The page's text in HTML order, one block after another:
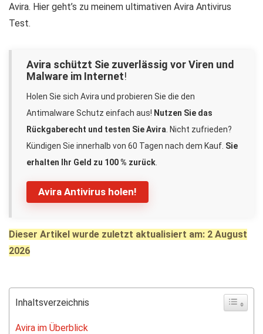
Avira. Hier geht’s zu meinem ultimativen Avira Antivirus
Test.
Avira Antivirus holen!
Avira schützt Sie zuverlässig vor Viren und
Malware im Internet!
Holen Sie sich Avira und probieren Sie die den
Antimalware Schutz einfach aus! Nutzen Sie das
Rückgaberecht und testen Sie Avira . Nicht zufrieden?
Kündigen Sie innerhalb von 60 Tagen nach dem Kauf. Sie
erhalten Ihr Geld zu 100 % zurück
Dieser Artikel wurde zuletzt aktualisiert am: 2 August
2026
Inhaltsverzeichnis
Avira im Überblick